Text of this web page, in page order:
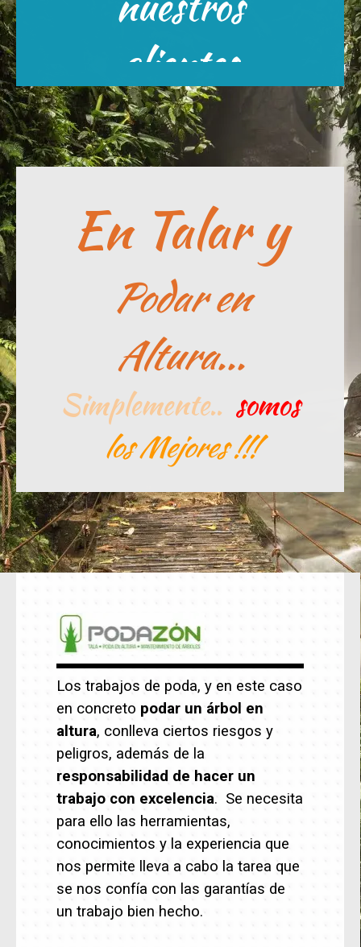
clientes
Escríbenos
En Talar y
Podar en
Altura...
Simplemente.. somos
los Mejores !!!
Los trabajos de poda, y en este caso
en concreto podar un árbol en
altura, conlleva ciertos riesgos y
peligros, además de la
responsabilidad de hacer un
trabajo con excelencia. Se necesita
para ello las herramientas,
conocimientos y la experiencia que
nos permite lleva a cabo la tarea que
se nos confía con las garantías de
un trabajo bien hecho.